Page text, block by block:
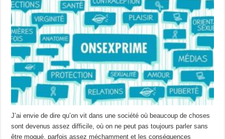
J’ai envie de dire qu’on vit dans une société où beaucoup de choses
sont devenus assez difficile, où on ne peut pas toujours parler sans
être moqué, parfois assez méchamment et les conséquences